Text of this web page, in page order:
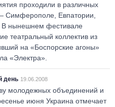
проходили в различных
Симферополе, Евпатории,
В нынешнем фестивале
театральный коллектив из
на «Боспорские агоны»
«Электра».
день 19.06.2008
молодежных объединений и
июня Украина отмечает